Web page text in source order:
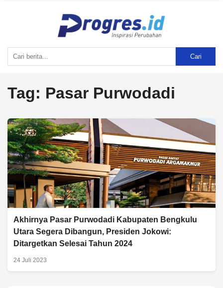
Cari
Tag: Pasar Purwodadi
Akhirnya Pasar Purwodadi Kabupaten Bengkulu
Utara Segera Dibangun, Presiden Jokowi:
Ditargetkan Selesai Tahun 2024
24 Juli 2023